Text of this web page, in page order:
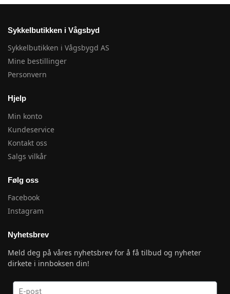
Sykkelbutikken i Vågsbyd
Sykkelbutikken i Vågsbygd AS
Mine bestillinger
Personvern
Hjelp
Min konto
Kundeservice
Kontakt oss
Salgs vilkår
Følg oss
Facebook
Instagram
Nyhetsbrev
Meld deg på våres nyhetsbrev for å få tilbud og nyheter
dirkete i innboksen din!